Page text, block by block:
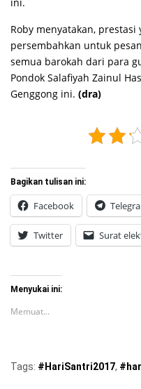
Roby menyatakan,
persembahkan untuk
semua barokah dari para
Pondok Salafiyah Zainul
Genggong ini. (dra)
Bagikan tulisan ini:
Facebook
Twitter Surat
Menyukai ini:
Memuat...
Tags: #HariSantri2017,